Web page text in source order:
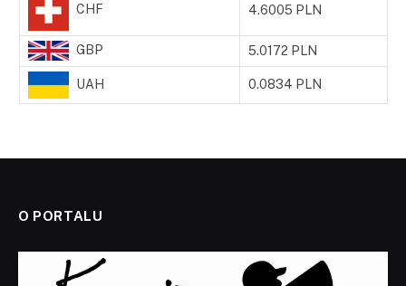
CHF 4.6005 PLN
GBP 5.0172 PLN
UAH 0.0834 PLN
O PORTALU